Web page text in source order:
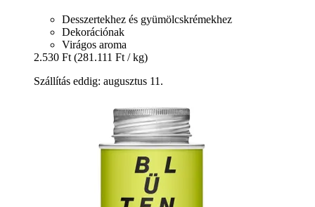
Desszertekhez és gyümölcskrémekhez
Dekorációnak
Virágos aroma
2.530 Ft (281.111 Ft / kg)
Szállítás eddig: augusztus 11.